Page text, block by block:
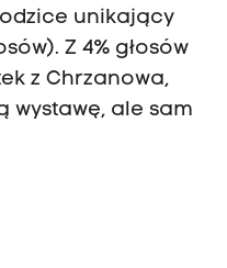
unikający
Z 4% głosów
z Chrzanowa,
wystawę, ale sam